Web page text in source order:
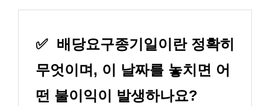
✅ 배당요구종기일이란 정확히
무엇이며, 이 날짜를 놓치면 어
떤 불이익이 발생하나요?